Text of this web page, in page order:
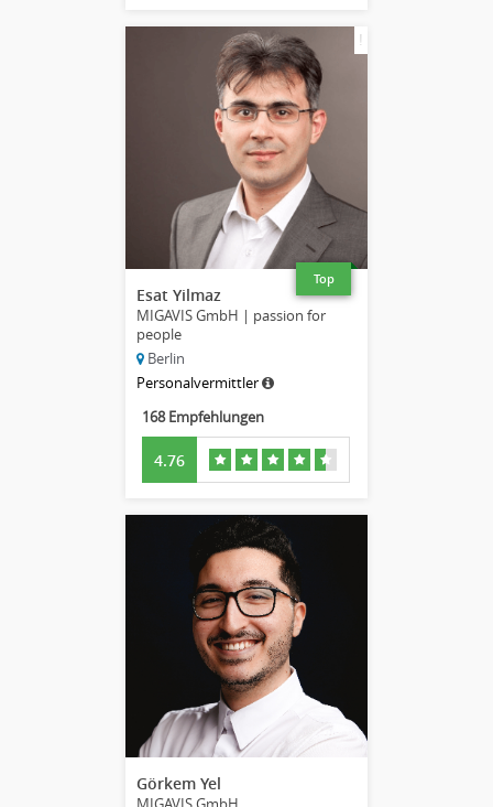
!
Top
Esat Yilmaz
MIGAVIS GmbH | passion for
people
Berlin
Personalvermittler
168 Empfehlungen
4.76
Görkem Yel